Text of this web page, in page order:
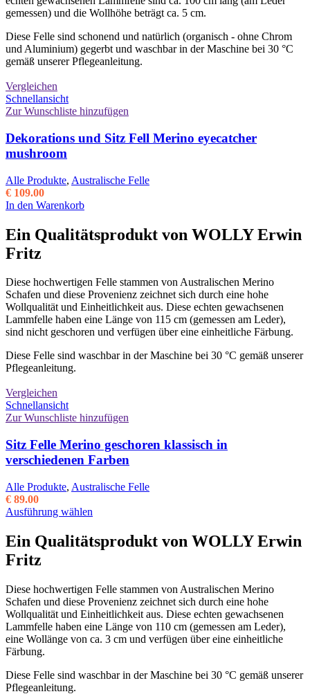
auf
Produktseite
gewählt
werden
gemessen) und die Wollhöhe beträgt ca. 5 cm.
Diese Felle sind schonend und natürlich (organisch - ohne Chrom
und Aluminium) gegerbt und waschbar in der Maschine bei 30 °C
gemäß unserer Pflegeanleitung.
Vergleichen
Schnellansicht
Zur Wunschliste hinzufügen
Dekorations und Sitz Fell Merino eyecatcher
mushroom
Alle Produkte, Australische Felle
€ 109.00
In den Warenkorb
Ein Qualitätsprodukt von WOLLY Erwin
Fritz
Diese hochwertigen Felle stammen von Australischen Merino
Schafen und diese Provenienz zeichnet sich durch eine hohe
Wollqualität und Einheitlichkeit aus. Diese echten gewachsenen
Lammfelle haben eine Länge von 115 cm (gemessen am Leder),
sind nicht geschoren und verfügen über eine einheitliche Färbung.
Diese Felle sind waschbar in der Maschine bei 30 °C gemäß unserer
Pflegeanleitung.
Vergleichen
Schnellansicht
Zur Wunschliste hinzufügen
Sitz Felle Merino geschoren klassisch in
verschiedenen Farben
Alle Produkte, Australische Felle
€ 89.00
Ausführung wählen
weist
mehrere
Die
Optionen
können
auf
der
werden
Ein Qualitätsprodukt von WOLLY Erwin
Fritz
Diese hochwertigen Felle stammen von Australischen Merino
Schafen und diese Provenienz zeichnet sich durch eine hohe
Wollqualität und Einheitlichkeit aus. Diese echten gewachsenen
Lammfelle haben eine Länge von 110 cm (gemessen am Leder),
eine Wollänge von ca. 3 cm und verfügen über eine einheitliche
Färbung.
Diese Felle sind waschbar in der Maschine bei 30 °C gemäß unserer
Pflegeanleitung.